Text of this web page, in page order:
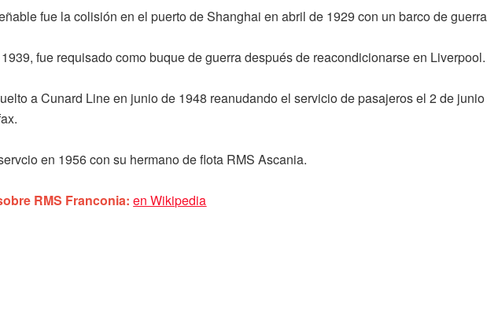
fue la colisión en el puerto de Shanghai en abril de 1929 con un barco de
fue requisado como buque de guerra después de reacondicionarse en Liverpool.
a Cunard Line en junio de 1948 reanudando el servicio de pasajeros el 2 de
en 1956 con su hermano de flota RMS Ascania.
RMS Franconia: en Wikipedia